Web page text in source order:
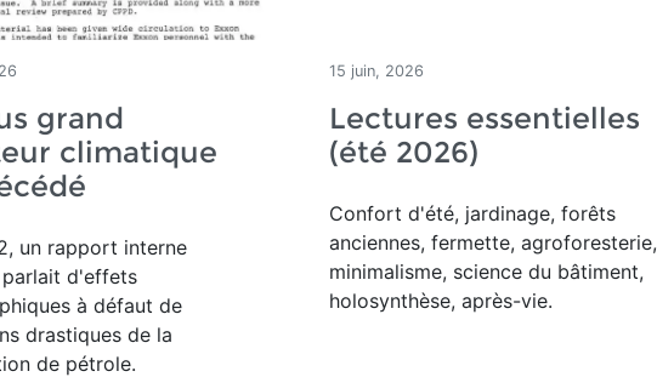
grand
climatique
un rapport interne
d'effets
à défaut de
drastiques de la
de pétrole.
15 juin, 2026
Lectures essentielles
(été 2026)
Confort d'été, jardinage, forêts
anciennes, fermette, agroforesterie,
minimalisme, science du bâtiment,
holosynthèse, après-vie.